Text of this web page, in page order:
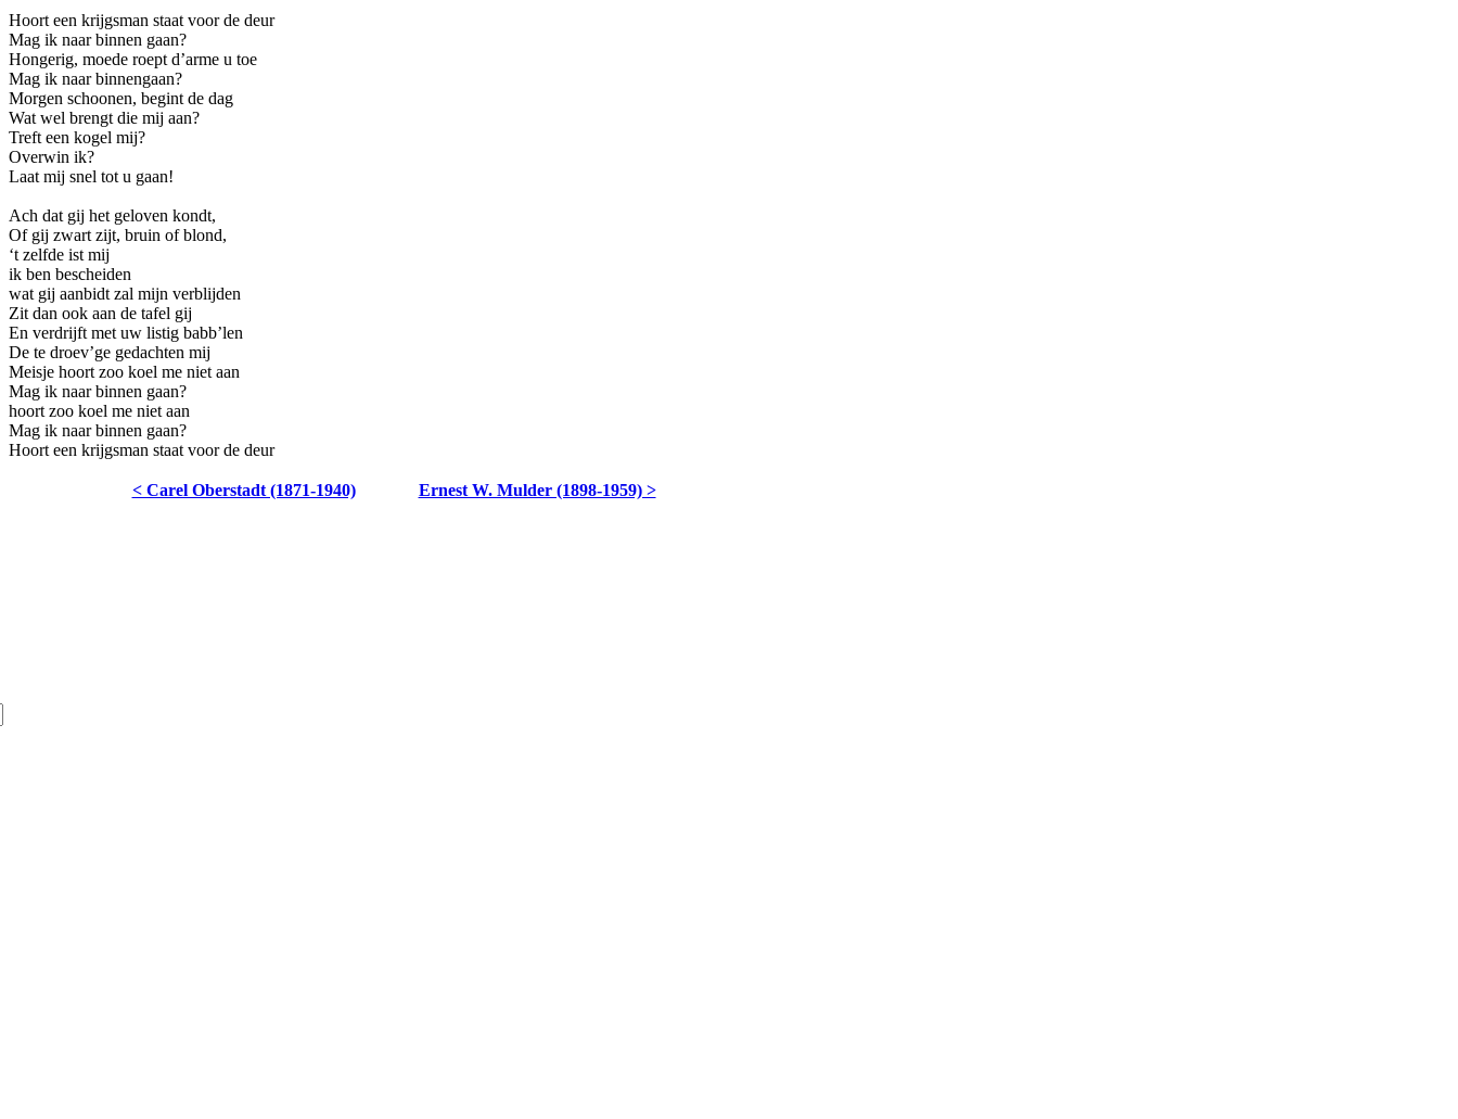
Hoort een krijgsman staat voor de deur
Mag ik naar binnen gaan?
Hongerig, moede roept d’arme u toe
Mag ik naar binnengaan?
Morgen schoonen, begint de dag
Wat wel brengt die mij aan?
Treft een kogel mij?
Overwin ik?
Laat mij snel tot u gaan!
Ach dat gij het geloven kondt,
Of gij zwart zijt, bruin of blond,
‘t zelfde ist mij
ik ben bescheiden
wat gij aanbidt zal mijn verblijden
Zit dan ook aan de tafel gij
En verdrijft met uw listig babb’len
De te droev’ge gedachten mij
Meisje hoort zoo koel me niet aan
Mag ik naar binnen gaan?
hoort zoo koel me niet aan
Mag ik naar binnen gaan?
Hoort een krijgsman staat voor de deur
< Carel Oberstadt (1871-1940) Ernest W. Mulder (1898-1959) >